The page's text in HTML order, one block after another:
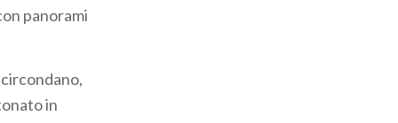
panorami
in